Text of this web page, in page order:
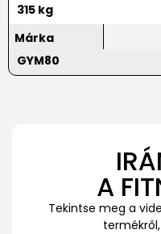
315 kg
Márka
GYM80
A
Tekintse meg a